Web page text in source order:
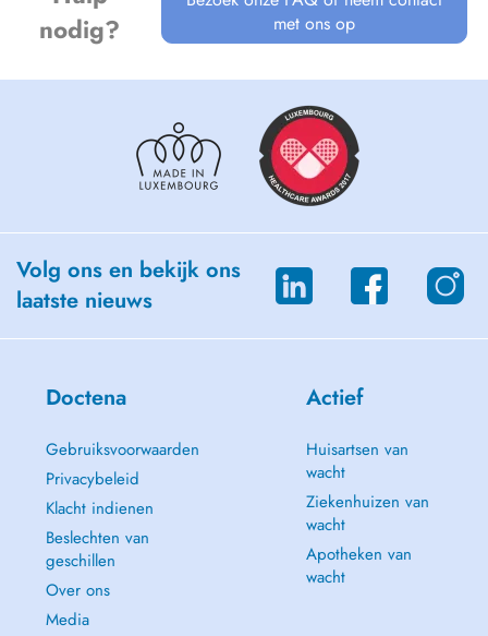
nodig?
met ons op
Volg ons en bekijk ons
laatste nieuws
Doctena
Gebruiksvoorwaarden
Privacybeleid
Klacht indienen
Beslechten van
geschillen
Over ons
Media
Actief
Huisartsen van
wacht
Ziekenhuizen van
wacht
Apotheken van
wacht